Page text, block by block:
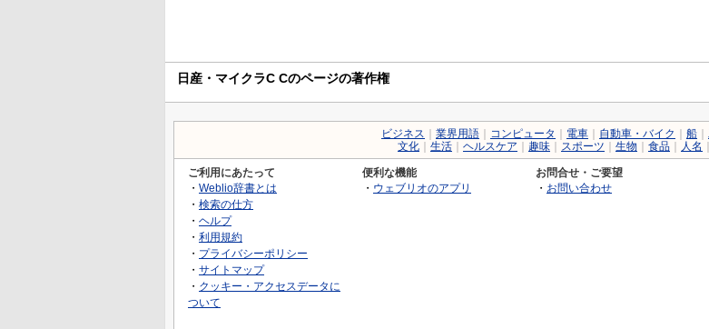
日産・マイクラC Cのページの著作権
ビジネス 業界用語 コンピュータ 電車 自動車・バイク 船
文化
生活 ヘルスケア 趣味 スポーツ 生物 食品 人名
ご利用にあたって
・ Weblio辞書とは
・ 検索の仕方
・ ヘルプ
・ 利用規約
・ プライバシーポリシー
・ サイトマップ
・ クッキー・アクセスデータに
ついて
便利な機能
・ ウェブリオのアプリ
お問合せ・ご要望
・ お問い合わせ